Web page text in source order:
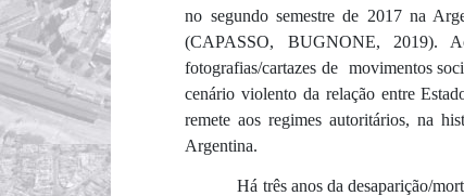
no segundo semestre de 2017 na
(CAPASSO, BUGNONE, 2019).
fotografias/cartazes de movimentos
cenário violento da relação entre
remete aos regimes autoritários, na
Argentina.
Há três anos da desaparição/